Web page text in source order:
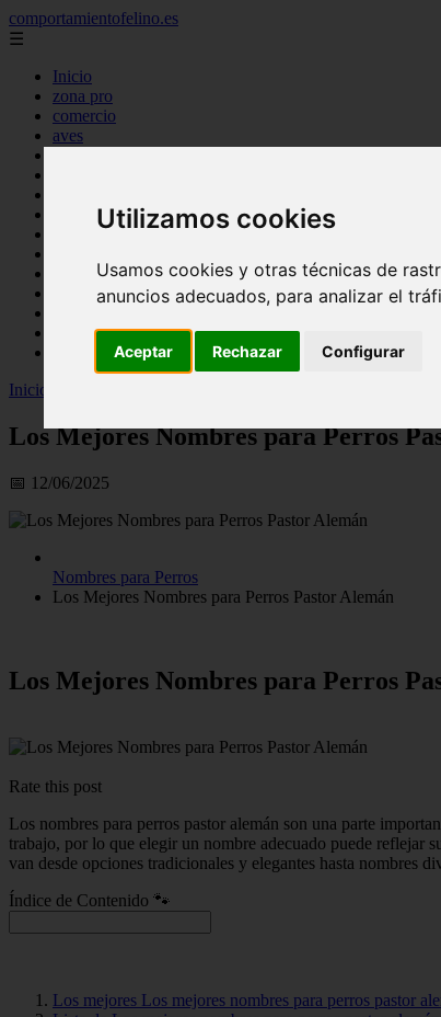
Utilizamos cookies
Usamos cookies y otras técnicas de
anuncios adecuados, para analizar el
Aceptar Rechazar Configurar
comportamientofelino.es
☰
Inicio
zona pro
comercio
aves
acuariofilia
articulos
nombres para gatos
novedades
uncategorized
Inicio
Los Mejores Nombres para Perros
📅 12/06/2025
Nombres para Perros
Los Mejores Nombres para Perros Pastor Alemán
Los Mejores Nombres para Perros
Rate this post
Los nombres para perros pastor alemán son una parte
trabajo, por lo que elegir un nombre adecuado puede reflejar
van desde opciones tradicionales y elegantes hasta nombres
Índice de Contenido 🐾
Los mejores Los mejores nombres para perros pastor